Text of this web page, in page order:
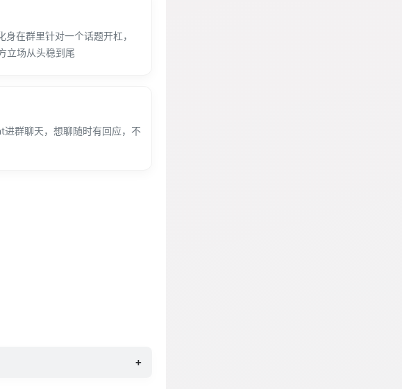
在群里针对一个话题开杠，
立场从头稳到尾
群聊天，想聊随时有回应，不
+